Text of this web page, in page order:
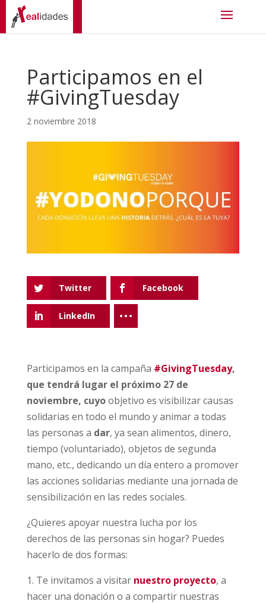
Participamos en el
#GivingTuesday
2 noviembre 2018
Twitter Facebook
LinkedIn
Participamos en la campaña #GivingTuesday,
que tendrá lugar el próximo 27 de
noviembre, cuyoobjetivo es visibilizar causas
solidarias en todo el mundo y animar a todas
las personas a dar, ya sean alimentos, dinero,
tiempo (voluntariado), objetos de segunda
mano, etc., dedicando un día entero a promover
las acciones solidarias mediante una jornada de
sensibilización en las redes sociales.
¿Quieres apoyar nuestra lucha por los
derechos de las personas sin hogar? Puedes
hacerlo de dos formas:
1. Te invitamos a visitar nuestro proyecto, a
hacer una donación o a compartir nuestras